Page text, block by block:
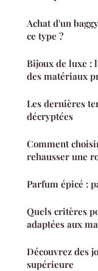
Achat d'un
ce type ?
Bijoux de luxe :
des matériaux
Les dernières
décryptées
Comment
rehausser une
Parfum épicé :
Quels critères
adaptées aux
Découvrez des
supérieure